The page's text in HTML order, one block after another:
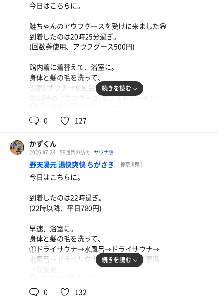
牛肉ともやし炒め、冷奴、夏野菜のネバネバそうめん
夜遅いのためさっぱり目に🤔薬味たっぷりでそうめん
美味しい😋
鶏むね肉の磯辺揚げ、枝豆、もずく酢
禁酒17日目、ちょっと遅い時間のためさっぱり目で😂
水
ありがとうございました😊
日替わりB(海鮮なす味噌炒め、1050円)
禁酒16日目、かなり久しぶりの加納食堂でした！茅ヶ
崎市のクーポン使って支払い50円😂美味しかった😋
お茶
今日はこちらに。
鮭ちゃんのアウフグースを受けに来ました😆
到着したのは20時25分過ぎ。
(回数券使用、アウフグース500円)
館内着に着替えて、浴室に。
身体と髪の毛を洗って、
①第1サウナ→水風呂→外気浴。
②21時のアウフグース(ホワイトサーモン)
目とのことで、千メドレー😂
4セット目のタケル氏はまさかの億千万とは🤣
アロマは全てインフュージョンでよかったが、
健康診断の前日で何も食べられない自分には
更にお腹が空く香りでした笑
③第1サウナ→水風呂→トゴール。
鮭ちゃん、タケル氏お疲れさまでした👋
ご一緒した皆さま、ありがとうございました。
21時45分過ぎに退館。
2026年浴鮭99日/1回(累計689日/1073回)
続きを読む
0 127
かずくん
2026.07.24 59回目の訪問 サウナ飯
野天湯元 湯快爽快 ちがさき [ 神奈川県 ]
今日はこちらに。
到着したのは22時過ぎ。
(22時以降、平日780円)
早速、浴室に。
身体と髪の毛を洗って、
①ドライサウナ→水風呂→ドライサウナ→
水風呂→ドライサウナ→水風呂→信楽壷湯
23時10分過ぎに退館。
続きを読む
0 132